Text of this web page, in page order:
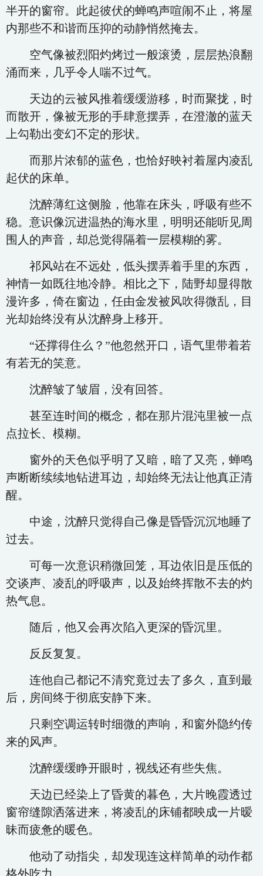
半开的窗帘。此起彼伏的蝉鸣声喧闹不止，将屋
内那些不和谐而压抑的动静悄然掩去。
空气像被烈阳灼烤过一般滚烫，层层热浪翻
涌而来，几乎令人喘不过气。
天边的云被风推着缓缓游移，时而聚拢，时
而散开，像被无形的手肆意摆弄，在澄澈的蓝天
上勾勒出变幻不定的形状。
而那片浓郁的蓝色，也恰好映衬着屋内凌乱
起伏的床单。
沈醉薄红这侧脸，他靠在床头，呼吸有些不
稳。意识像沉进温热的海水里，明明还能听见周
围人的声音，却总觉得隔着一层模糊的雾。
祁风站在不远处，低头摆弄着手里的东西，
神情一如既往地冷静。相比之下，陆野却显得散
漫许多，倚在窗边，任由金发被风吹得微乱，目
光却始终没有从沈醉身上移开。
“还撑得住么？”他忽然开口，语气里带着若
有若无的笑意。
沈醉皱了皱眉，没有回答。
甚至连时间的概念，都在那片混沌里被一点
点拉长、模糊。
窗外的天色似乎明了又暗，暗了又亮，蝉鸣
声断断续续地钻进耳边，却始终无法让他真正清
醒。
中途，沈醉只觉得自己像是昏昏沉沉地睡了
过去。
可每一次意识稍微回笼，耳边依旧是压低的
交谈声、凌乱的呼吸声，以及始终挥散不去的灼
热气息。
随后，他又会再次陷入更深的昏沉里。
反反复复。
连他自己都记不清究竟过去了多久，直到最
后，房间终于彻底安静下来。
只剩空调运转时细微的声响，和窗外隐约传
来的风声。
沈醉缓缓睁开眼时，视线还有些失焦。
天边已经染上了昏黄的暮色，大片晚霞透过
窗帘缝隙洒落进来，将凌乱的床铺都映成一片暧
昧而疲惫的暖色。
他动了动指尖，却发现连这样简单的动作都